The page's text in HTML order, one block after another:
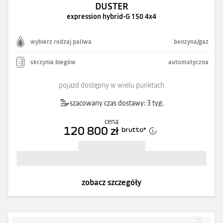
DUSTER
expression hybrid-G 150 4x4
wybierz rodzaj paliwa benzyna/gaz
skrzynia biegów automatyczna
pojazd dostępny w wielu punktach
szacowany czas dostawy: 3 tyg.
cena
120 800 zł brutto*
zobacz szczegóły